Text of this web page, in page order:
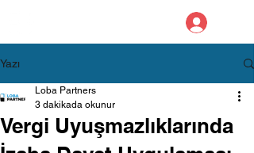
Yazı
Vergi Uyuşmazlıklarında
Loba Partners
3 dakikada okunur